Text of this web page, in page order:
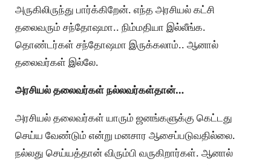
அருகிலிருந்து பார்க்கிறேன். எந்த அரசியல் கட்சி
தலைவரும் சந்தோஷமா.. நிம்மதியா இல்லீங்க.
தொண்டர்கள் சந்தோஷமா இருக்கலாம்.. ஆனால்
தலைவர்கள் இல்லே.
அரசியல் தலைவர்கள் நல்லவர்கள்தான்…
அரசியல் தலைவர்கள் யாரும் ஜனங்களுக்கு கெட்டது
செய்ய வேண்டும் என்று மனசார ஆசைப்படுவதில்லை.
நல்லது செய்யத்தான் விரும்பி வருகிறார்கள். ஆனால்